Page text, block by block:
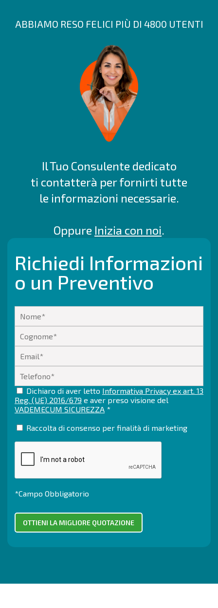
ABBIAMO RESO FELICI PIÙ DI 4800 UTENTI
Il Tuo Consulente dedicato
ti contatterà per fornirti tutte
le informazioni necessarie.
Oppure Inizia con noi.
Richiedi Informazioni
o un Preventivo
Dichiaro di aver letto Informativa Privacy ex art. 13
Reg. (UE) 2016/679 e aver preso visione del
VADEMECUM SICUREZZA *
Raccolta di consenso per finalità di marketing
*Campo Obbligatorio